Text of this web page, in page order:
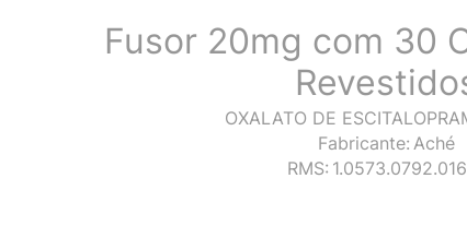
Fusor 20mg com 30
OXALATO DE
Fabricante: Aché
RMS: